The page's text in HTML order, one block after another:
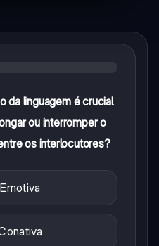
da linguagem é crucial
ou interromper o
os interlocutores?